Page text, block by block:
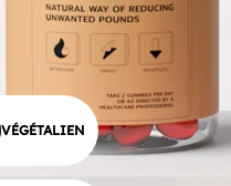
VÉGÉTALIEN